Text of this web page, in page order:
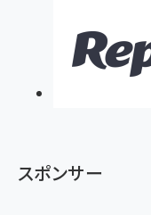
スポンサー